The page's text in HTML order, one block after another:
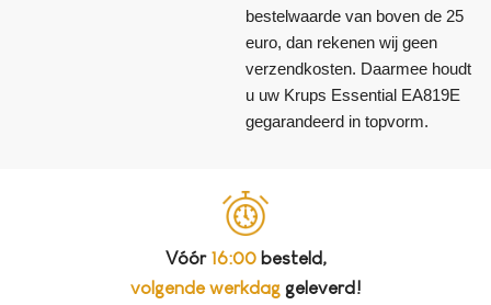
bestelwaarde van boven de 25
euro, dan rekenen wij geen
verzendkosten. Daarmee houdt
u uw Krups Essential EA819E
gegarandeerd in topvorm.
Vóór 16:00besteld,
volgende werkdaggeleverd!